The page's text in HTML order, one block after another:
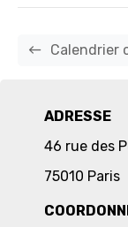
west Calendrier
ADRESSE
46 rue des
75010 Paris